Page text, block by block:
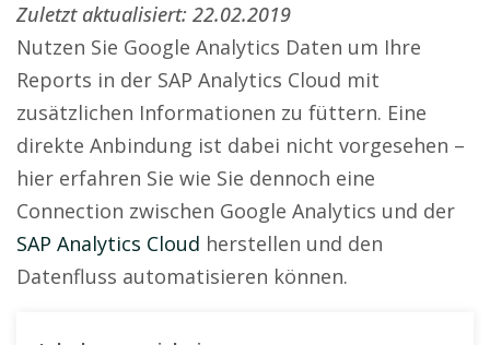
Zuletzt aktualisiert: 22.02.2019
Nutzen Sie Google Analytics Daten um Ihre
Reports in der SAP Analytics Cloud mit
zusätzlichen Informationen zu füttern. Eine
direkte Anbindung ist dabei nicht vorgesehen –
hier erfahren Sie wie Sie dennoch eine
Connection zwischen Google Analytics und der
SAP Analytics Cloud herstellen und den
Datenfluss automatisieren können.